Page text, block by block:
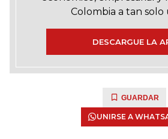
Colombia a tan solo
DESCARGUE LA
GUARDAR
UNIRSE A